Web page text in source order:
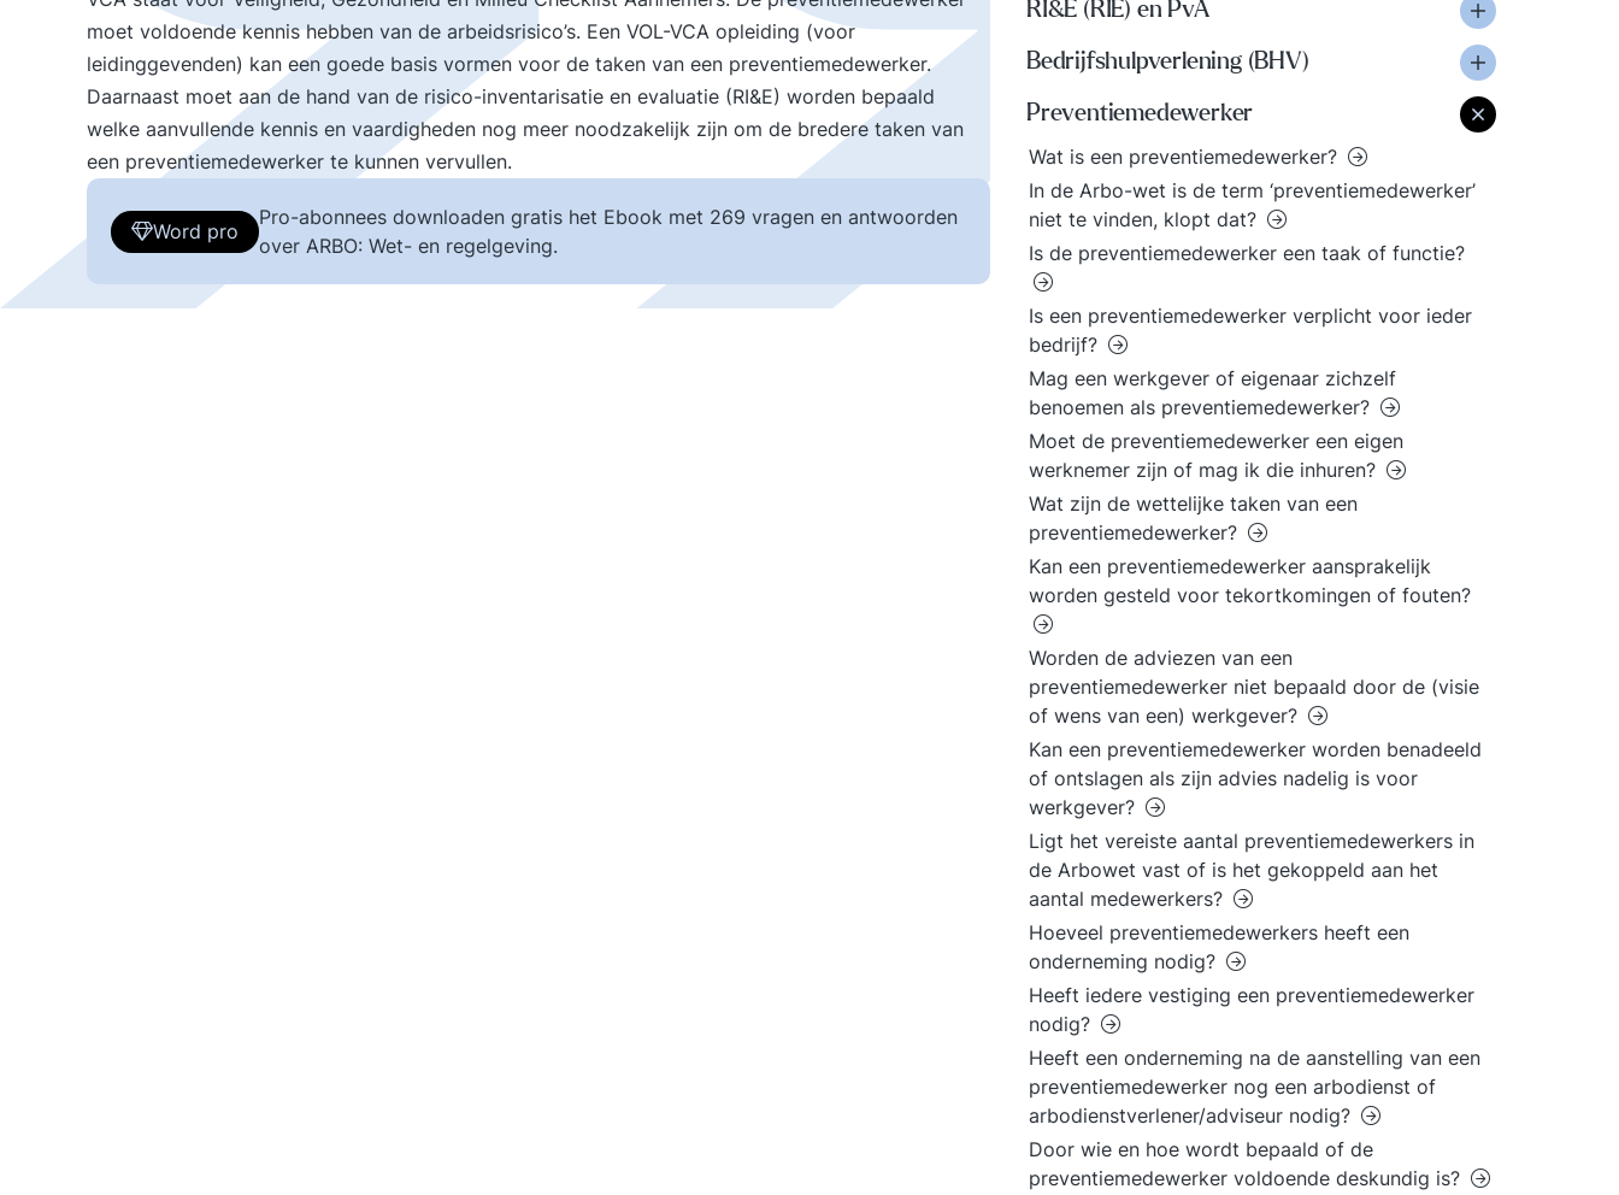
moet voldoende kennis hebben van de arbeidsrisico’s. Een VOL-VCA opleiding (voor
leidinggevenden) kan een goede basis vormen voor de taken van een preventiemedewerker.
Daarnaast moet aan de hand van de risico-inventarisatie en evaluatie (RI&E) worden bepaald
welke aanvullende kennis en vaardigheden nog meer noodzakelijk zijn om de bredere taken van
een preventiemedewerker te kunnen vervullen.
Word pro
Pro-abonnees downloaden gratis het Ebook met 269 vragen en antwoorden
over ARBO: Wet- en regelgeving.
RI&E (RIE) en PvA
Bedrijfshulpverlening (BHV)
Preventiemedewerker
Wat is een preventiemedewerker?
In de Arbo-wet is de term ‘preventiemedewerker’
niet te vinden, klopt dat?
Is de preventiemedewerker een taak of functie?
Is een preventiemedewerker verplicht voor ieder
bedrijf?
Mag een werkgever of eigenaar zichzelf
benoemen als preventiemedewerker?
Moet de preventiemedewerker een eigen
werknemer zijn of mag ik die inhuren?
Wat zijn de wettelijke taken van een
preventiemedewerker?
Kan een preventiemedewerker aansprakelijk
worden gesteld voor tekortkomingen of fouten?
Worden de adviezen van een
preventiemedewerker niet bepaald door de (visie
of wens van een) werkgever?
Kan een preventiemedewerker worden benadeeld
of ontslagen als zijn advies nadelig is voor
werkgever?
Ligt het vereiste aantal preventiemedewerkers in
de Arbowet vast of is het gekoppeld aan het
aantal medewerkers?
Hoeveel preventiemedewerkers heeft een
onderneming nodig?
Heeft iedere vestiging een preventiemedewerker
nodig?
Heeft een onderneming na de aanstelling van een
preventiemedewerker nog een arbodienst of
arbodienstverlener/adviseur nodig?
Door wie en hoe wordt bepaald of de
preventiemedewerker voldoende deskundig is?